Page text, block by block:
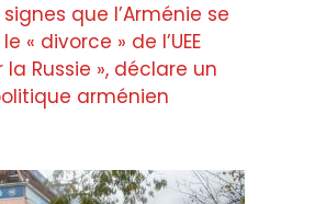
que l’Arménie se
« divorce » de l’UEE
Russie », déclare un
arménien